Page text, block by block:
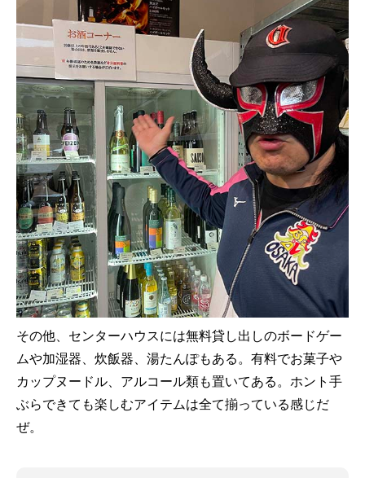
その他、センターハウスには無料貸し出しのボードゲー
ムや加湿器、炊飯器、湯たんぽもある。有料でお菓子や
カップヌードル、アルコール類も置いてある。ホント手
ぶらできても楽しむアイテムは全て揃っている感じだ
ぜ。